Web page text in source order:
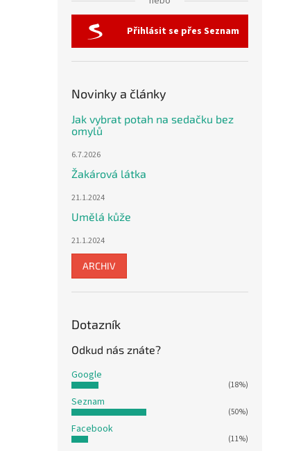
Přihlásit se přes Seznam
Novinky a články
Jak vybrat potah na sedačku bez
omylů
6.7.2026
Žakárová látka
21.1.2024
Umělá kůže
21.1.2024
ARCHIV
Dotazník
Odkud nás znáte?
Google
(18%)
Seznam
(50%)
Facebook
(11%)